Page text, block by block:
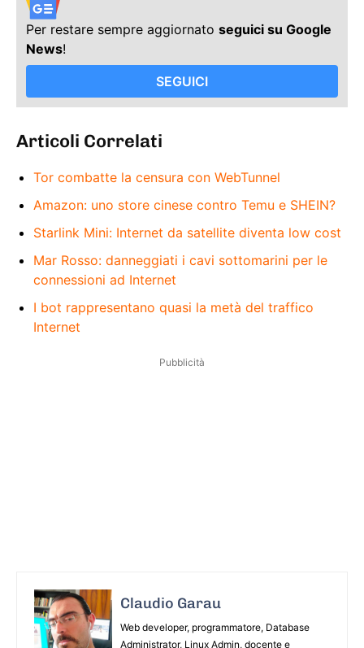
Per restare sempre aggiornato seguici su Google
News!
SEGUICI
Articoli Correlati
Tor combatte la censura con WebTunnel
Amazon: uno store cinese contro Temu e SHEIN?
Starlink Mini: Internet da satellite diventa low cost
Mar Rosso: danneggiati i cavi sottomarini per le
connessioni ad Internet
I bot rappresentano quasi la metà del traffico
Internet
Pubblicità
Claudio Garau
Web developer, programmatore, Database
Administrator, Linux Admin, docente e